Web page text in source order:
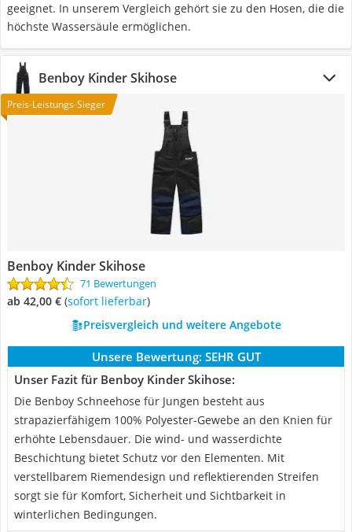
geeignet. In unserem Vergleich gehört sie zu den Hosen, die die
höchste Wassersäule ermöglichen.
Benboy Kinder Skihose
Preis-Leistungs-Sieger
Benboy Kinder Skihose
71 Bewertungen
ab 42,00 € ( Sofort lieferbar)
Preisvergleich und weitere Angebote
Unsere Bewertung: SEHR GUT
Unser Fazit für Benboy Kinder Skihose:
Die Benboy Schneehose für Jungen besteht aus
strapazierfähigem 100% Polyester-Gewebe an den Knien für
erhöhte Lebensdauer. Die wind- und wasserdichte
Beschichtung bietet Schutz vor den Elementen. Mit
verstellbarem Riemendesign und reflektierenden Streifen
sorgt sie für Komfort, Sicherheit und Sichtbarkeit in
winterlichen Bedingungen.